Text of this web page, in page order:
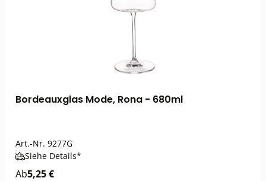
Bordeauxglas Mode, Rona - 680ml
Art.-Nr. 9277G
Siehe Details*
Ab5,25 €